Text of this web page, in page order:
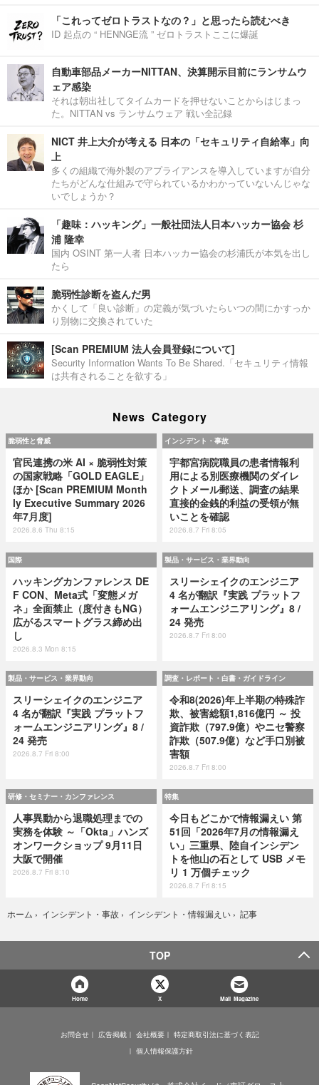
「これってゼロトラストなの？」と思ったら読むべき
ID 起点の “ HENNGE流 ” ゼロトラストここに爆誕
自動車部品メーカーNITTAN、決算開示目前にランサムウ
ェア感染
それは朝出社してタイムカードを押せないことからはじまっ
た。NITTAN vs ランサムウェア 戦い全記録
NICT 井上大介が考える 日本の「セキュリティ自給率」向
上
多くの組織で海外製のアプライアンスを導入していますが自分
たちがどんな仕組みで守られているかわかっていないんじゃな
いでしょうか？
「趣味：ハッキング」一般社団法人日本ハッカー協会 杉
浦 隆幸
国内 OSINT 第一人者 日本ハッカー協会の杉浦氏が本気を出し
たら
脆弱性診断を盗んだ男
かくして「良い診断」の定義が気づいたらいつの間にかすっか
り別物に交換されていた
[Scan PREMIUM 法人会員登録について]
Security Information Wants To Be Shared.「セキュリティ情報
は共有されることを欲する」
News Category
脆弱性と脅威
官民連携の米 AI × 脆弱性対策
の国家戦略「GOLD EAGLE」
ほか [Scan PREMIUM Month
ly Executive Summary 2026
年7月度]
2026.8.6 Thu 8:15
インシデント・事故
宇都宮病院職員の患者情報利
用による別医療機関のダイレ
クトメール郵送、調査の結果
直接的金銭的利益の受領が無
いことを確認
2026.8.7 Fri 8:05
国際
ハッキングカンファレンス DE
F CON、Meta式「変態メガ
ネ」全面禁止（度付きもNG）
広がるスマートグラス締め出
し
2026.8.3 Mon 8:15
製品・サービス・業界動向
スリーシェイクのエンジニア
4 名が翻訳『実践 プラットフ
ォームエンジニアリング』8 /
24 発売
2026.8.7 Fri 8:00
製品・サービス・業界動向
スリーシェイクのエンジニア
4 名が翻訳『実践 プラットフ
ォームエンジニアリング』8 /
24 発売
2026.8.7 Fri 8:00
調査・レポート・白書・ガイドライン
令和8(2026)年上半期の特殊詐
欺、被害総額1,816億円 ～ 投
資詐欺（797.9億）やニセ警察
詐欺（507.9億）など手口別被
害額
2026.8.7 Fri 8:00
研修・セミナー・カンファレンス
人事異動から退職処理までの
実務を体験 ～「Okta」ハンズ
オンワークショップ 9月11日
大阪で開催
2026.8.7 Fri 8:10
特集
今日もどこかで情報漏えい 第
51回「2026年7月の情報漏え
い」三重県、陸自インシデン
トを他山の石として USB メモ
リ 1 万個チェック
2026.8.7 Fri 8:15
ホーム › インシデント・事故 › インシデント・情報漏えい › 記事
TOP
Home X Mail Magazine
お問合せ 広告掲載 会社概要
特定商取引法に基づく表記
個人情報保護方針